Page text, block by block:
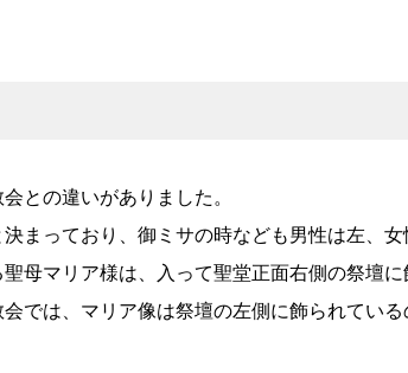
との違いがありました。
まっており、御ミサの時なども男性は左、女
母マリア様は、入って聖堂正面右側の祭壇に
では、マリア像は祭壇の左側に飾られている